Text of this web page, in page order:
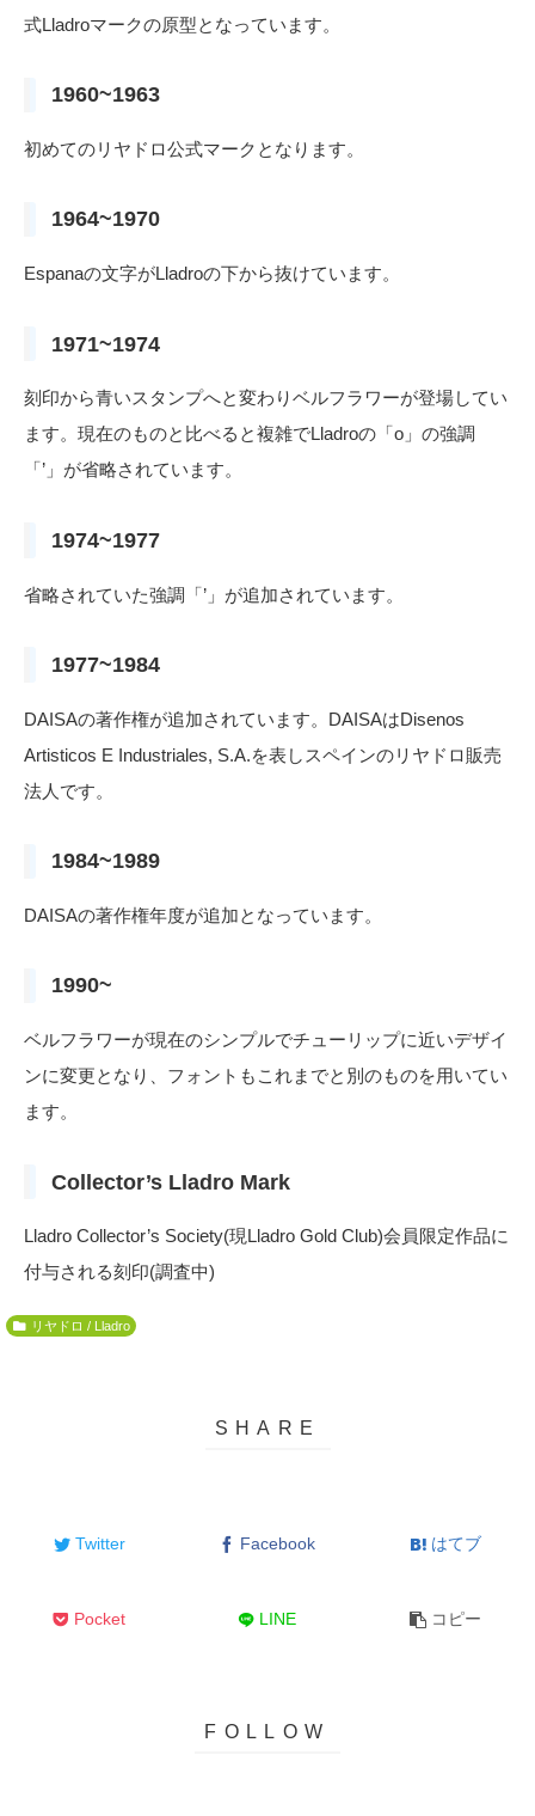
式Lladroマークの原型となっています。
1960~1963
初めてのリヤドロ公式マークとなります。
1964~1970
Espanaの文字がLladroの下から抜けています。
1971~1974
刻印から青いスタンプへと変わりベルフラワーが登場してい
ます。現在のものと比べると複雑でLladroの「o」の強調
「’」が省略されています。
1974~1977
省略されていた強調「’」が追加されています。
1977~1984
DAISAの著作権が追加されています。DAISAはDisenos
Artisticos E Industriales, S.A.を表しスペインのリヤドロ販売
法人です。
1984~1989
DAISAの著作権年度が追加となっています。
1990~
ベルフラワーが現在のシンプルでチューリップに近いデザイ
ンに変更となり、フォントもこれまでと別のものを用いてい
ます。
Collector’s Lladro Mark
Lladro Collector’s Society(現Lladro Gold Club)会員限定作品に
付与される刻印(調査中)
リヤドロ / Lladro
Twitter Facebook はてブ
Pocket LINE コピー